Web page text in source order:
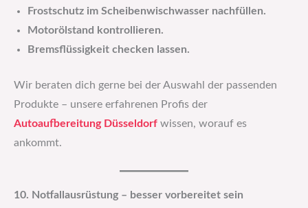
Frostschutz im Scheibenwischwasser nachfüllen.
Motorölstand kontrollieren.
Bremsflüssigkeit checken lassen.
Wir beraten dich gerne bei der Auswahl der passenden
Produkte – unsere erfahrenen Profis der
Autoaufbereitung Düsseldorf wissen, worauf es
ankommt.
10. Notfallausrüstung – besser vorbereitet sein